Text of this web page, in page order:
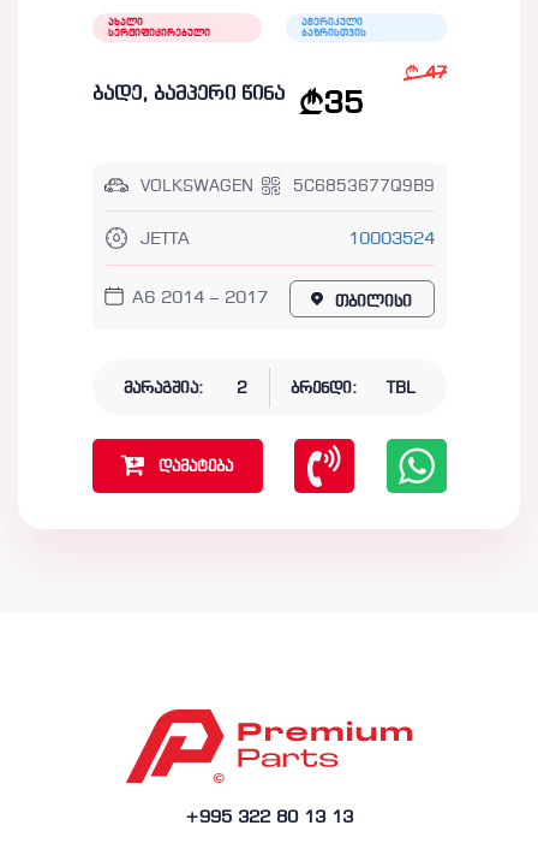
ახალი
სერტიფიცირებული
ამერიკული
ბაზრისთვის
ბადე, ბამპერი წინა 35
47
VOLKSWAGEN 5C6853677Q9B9
JETTA 10003524
A6 2014 – 2017 თბილისი
მარაგშია: 2 ბრენდი: TBL
დამატება
+995 322 80 13 13